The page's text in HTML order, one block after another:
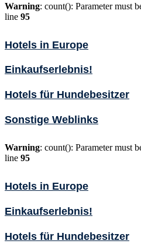
Warning: count(): Parameter must
line 95
Hotels in Europe
Einkaufserlebnis!
Hotels für Hundebesitzer
Sonstige Weblinks
Warning: count(): Parameter must
line 95
Hotels in Europe
Einkaufserlebnis!
Hotels für Hundebesitzer